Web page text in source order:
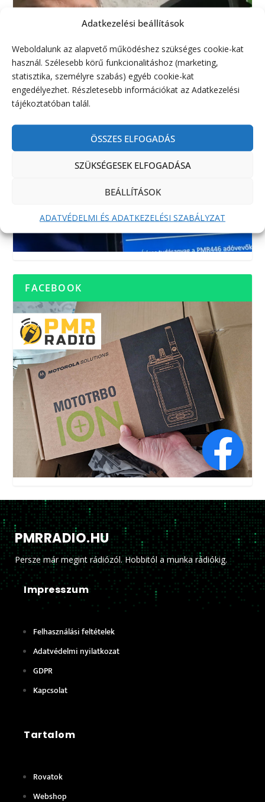
Adatkezelési beállítások
Weboldalunk az alapvető működéshez szükséges cookie-kat
használ. Szélesebb körű funkcionalitáshoz (marketing,
statisztika, személyre szabás) egyéb cookie-kat
engedélyezhet. Részletesebb információkat az Adatkezelési
tájékoztatóban talál.
ÖSSZES ELFOGADÁS
SZÜKSÉGESEK ELFOGADÁSA
BEÁLLÍTÁSOK
ADATVÉDELMI ÉS ADATKEZELÉSI SZABÁLYZAT
FACEBOOK
PMRRADIO.HU
Persze már megint rádiózól. Hobbitól a munka rádiókig.
Impresszum
Felhasználási feltételek
Adatvédelmi nyilatkozat
GDPR
Kapcsolat
Tartalom
Rovatok
Webshop